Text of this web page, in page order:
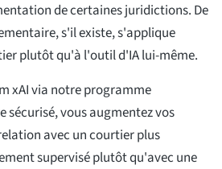
de certaines juridictions. De
s'il existe, s'applique
plutôt qu'à l'outil d'IA lui-même.
xAI via notre programme
vous augmentez vos
avec un courtier plus
supervisé plutôt qu'avec une